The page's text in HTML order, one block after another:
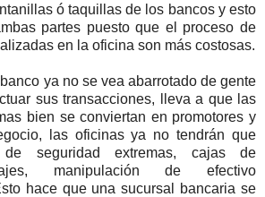
ó taquillas de los bancos y esto
partes puesto que el proceso de
en la oficina son más costosas.
ya no se vea abarrotado de gente
sus transacciones, lleva a que las
bien se conviertan en promotores y
las oficinas ya no tendrán que
de seguridad extremas, cajas de
manipulación de efectivo
hace que una sucursal bancaria se